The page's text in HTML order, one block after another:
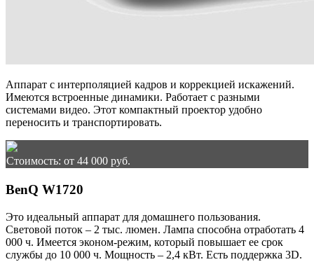
Аппарат с интерполяцией кадров и коррекцией искажений.
Имеются встроенные динамики. Работает с разными
системами видео. Этот компактный проектор удобно
переносить и транспортировать.
Стоимость: от 44 000 руб.
BenQ W1720
Это идеальный аппарат для домашнего пользования.
Световой поток – 2 тыс. люмен. Лампа способна отработать 4
000 ч. Имеется эконом-режим, который повышает ее срок
службы до 10 000 ч. Мощность – 2,4 кВт. Есть поддержка 3D.